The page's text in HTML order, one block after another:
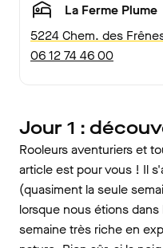
La Ferme Plume
5224 Chem. des
06 12 74 46 00
Jour 1 :
Rooleurs aventuriers et
article est pour vous ! Il
(quasiment la seule
lorsque nous étions
semaine très riche en